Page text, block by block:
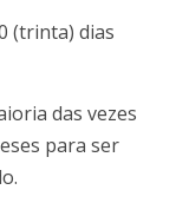
(trinta) dias
das vezes
para ser